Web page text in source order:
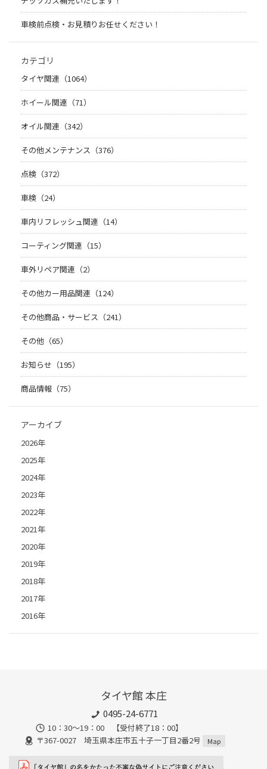
車検前点検・お見積りお任せください！
カテゴリ
タイヤ関連（1064）
ホイール関連（71）
オイル関連（342）
その他メンテナンス（376）
点検（372）
車検（24）
車内リフレッシュ関連（14）
コーティング関連（15）
車外リペア関連（2）
その他カー用品関連（124）
その他商品・サービス（241）
その他（65）
お知らせ（195）
商品情報（75）
アーカイブ
2026年
2025年
2024年
2023年
2022年
2021年
2020年
2019年
2018年
2017年
2016年
タイヤ館 本庄
0495-24-6771
10：30～19：00 【受付終了18：00】
〒367-0027 埼玉県本庄市五十子一丁目2番2号
Map